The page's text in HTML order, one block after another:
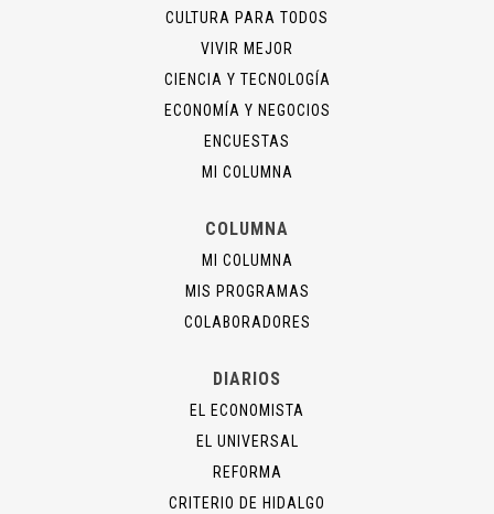
CULTURA PARA TODOS
VIVIR MEJOR
CIENCIA Y TECNOLOGÍA
ECONOMÍA Y NEGOCIOS
ENCUESTAS
MI COLUMNA
COLUMNA
MI COLUMNA
MIS PROGRAMAS
COLABORADORES
DIARIOS
EL ECONOMISTA
EL UNIVERSAL
REFORMA
CRITERIO DE HIDALGO